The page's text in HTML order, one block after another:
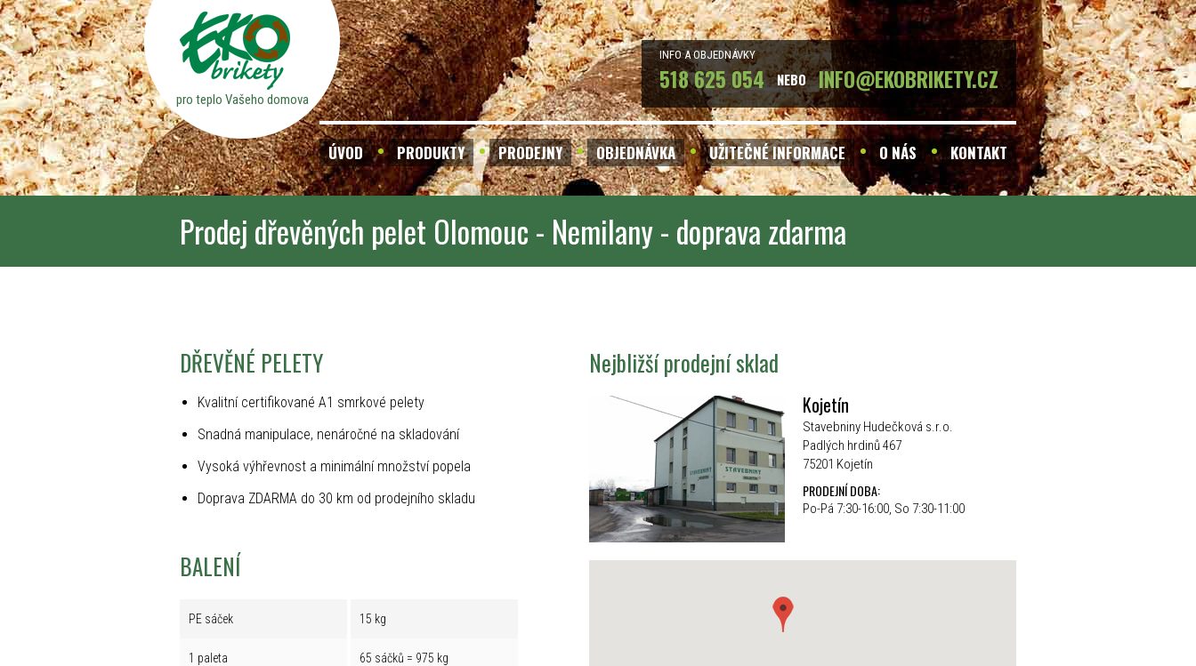
pro teplo Vašeho domova
INFO A OBJEDNÁVKY
518 625 054 NEBO INFO@EKOBRIKETY.CZ
ÚVOD PRODUKTY PRODEJNY OBJEDNÁVKA UŽITEČNÉ INFORMACE O NÁS KONTAKT
Prodej dřevěných pelet Olomouc - Nemilany - doprava zdarma
DŘEVĚNÉ PELETY
Kvalitní certifikované A1 smrkové pelety
Snadná manipulace, nenáročné na skladování
Vysoká výhřevnost a minimální množství popela
Doprava ZDARMA do 30 km od prodejního skladu
BALENÍ
PE sáček 15 kg
1 paleta 65 sáčků = 975 kg
Nejbližší prodejní sklad
Kojetín
Stavebniny Hudečková s.r.o.
Padlých hrdinů 467
75201 Kojetín
PRODEJNÍ DOBA:
Po-Pá 7:30-16:00, So 7:30-11:00